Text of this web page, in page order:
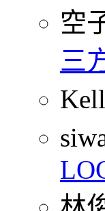
空
三